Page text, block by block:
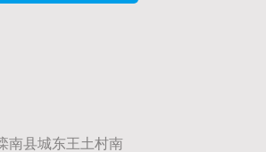
南县城东王土村南